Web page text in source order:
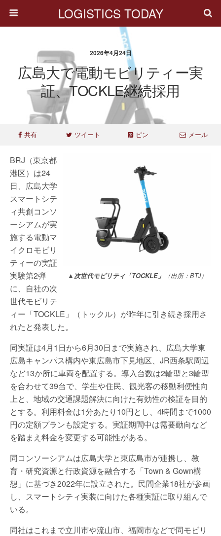
LOGISTICS TODAY
2026年4月24日
広島大で電動モビリティー実
証、TOCKLE継続採用
共有 ツイート ピン メール
▲次世代モビリティ「TOCKLE」 （出所：BTJ）
BRJ（東京都
港区）は24
日、広島大学
スマートシテ
ィ共創コンソ
ーシアムが実
施する電動マ
イクロモビリ
ティーの実証
実験第2弾
に、自社の次
世代モビリテ
ィー「TOCKLE」（トックル）が昨年に引き続き採用さ
れたと発表した。
同実証は4月1日から6月30日まで実施され、広島大学東
広島キャンパス構内や東広島市下見地区、JR西条駅周辺
など13か所に車両を配置する。導入台数は2輪型と3輪型
を合わせて39台で、学生や住民、観光客の移動利便性向
上と、地域の交通課題解決に向けた有効性の検証を目的
とする。利用料金は1分あたり10円とし、4時間まで1000
円の定額プランも設定する。実証期間中は需要動向など
を踏まえ料金を変更する可能性がある。
同コンソーシアムは広島大学と東広島市が連携し、教
育・研究資源と行政資源を融合する「Town & Gown構
想」に基づき2022年に設立された。民間企業18社が参画
し、スマートシティ実装に向けた各種実証に取り組んで
いる。
同社はこれまで立川市や流山市、福岡市などで同モビリ